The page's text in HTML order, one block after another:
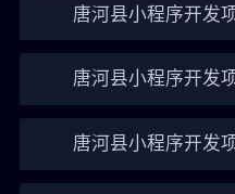
唐河县小程序开发
么办？
唐河县小程序开发
唐河县小程序开发